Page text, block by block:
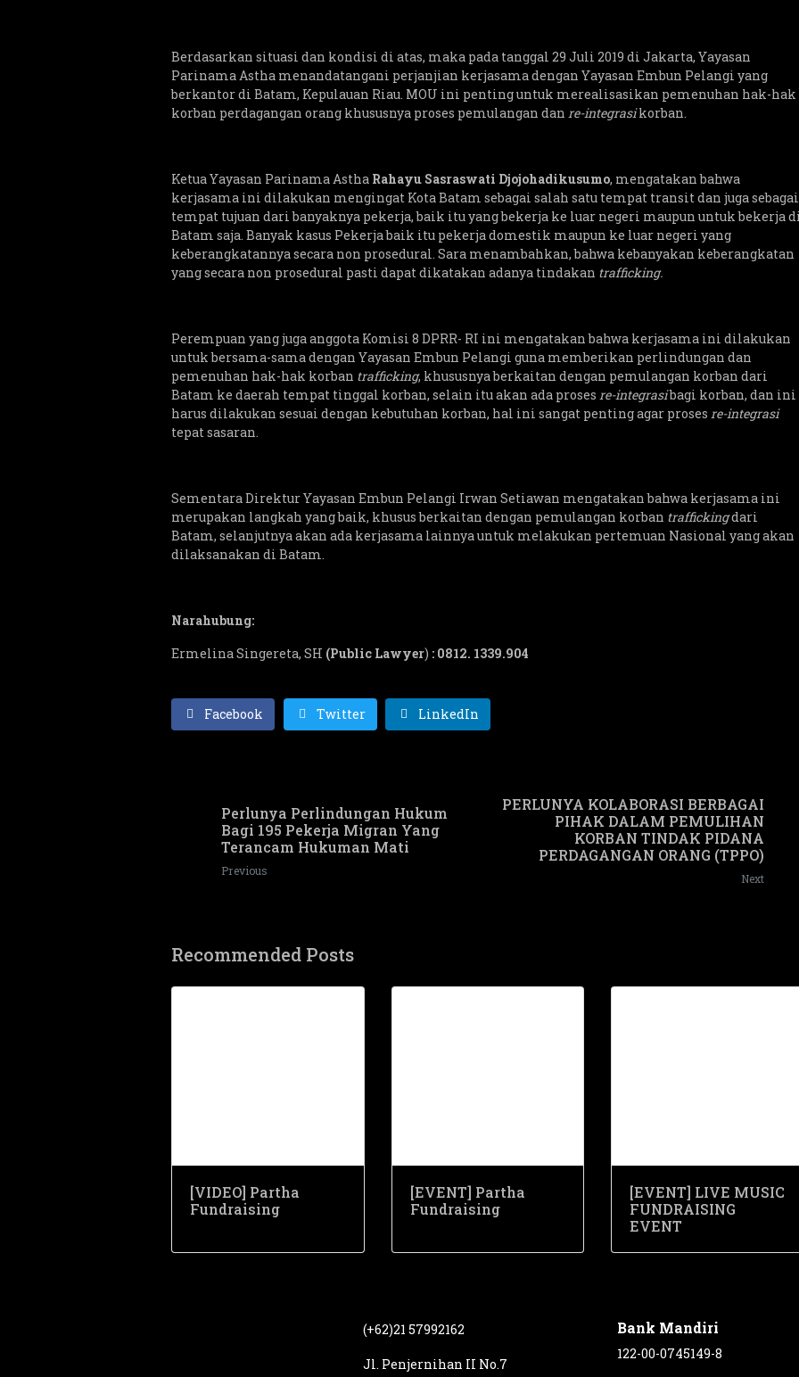
Berdasarkan situasi dan kondisi di atas, maka pada tanggal 29 Juli 2019 di Jakarta, Yayasan
Parinama Astha menandatangani perjanjian kerjasama dengan Yayasan Embun Pelangi yang
berkantor di Batam, Kepulauan Riau. MOU ini penting untuk merealisasikan pemenuhan hak-hak
korban perdagangan orang khususnya proses pemulangan dan re-integrasikorban.
Ketua Yayasan Parinama Astha Rahayu Sasraswati Djojohadikusumo, mengatakan bahwa
kerjasama ini dilakukan mengingat Kota Batam sebagai salah satu tempat transit dan juga sebagai
tempat tujuan dari banyaknya pekerja, baik itu yang bekerja ke luar negeri maupun untuk bekerja
Batam saja. Banyak kasus Pekerja baik itu pekerja domestik maupun ke luar negeri yang
keberangkatannya secara non prosedural. Sara menambahkan, bahwa kebanyakan keberangkatan
yang secara non prosedural pasti dapat dikatakan adanya tindakan trafficking.
Perempuan yang juga anggota Komisi 8 DPRR- RI ini mengatakan bahwa kerjasama ini dilakukan
untuk bersama-sama dengan Yayasan Embun Pelangi guna memberikan perlindungan dan
pemenuhan hak-hak korban trafficking, khususnya berkaitan dengan pemulangan korban dari
Batam ke daerah tempat tinggal korban, selain itu akan ada proses re-integrasibagi korban, dan ini
harus dilakukan sesuai dengan kebutuhan korban, hal ini sangat penting agar proses re-integrasi
tepat sasaran.
Sementara Direktur Yayasan Embun Pelangi Irwan Setiawan mengatakan bahwa kerjasama ini
merupakan langkah yang baik, khusus berkaitan dengan pemulangan korban traffickingdari
Batam, selanjutnya akan ada kerjasama lainnya untuk melakukan pertemuan Nasional yang akan
dilaksanakan di Batam.
Narahubung:
Ermelina Singereta, SH (Public Lawyer) : 0812. 1339.904
Facebook Twitter LinkedIn
Perlunya Perlindungan Hukum
Bagi 195 Pekerja Migran Yang
Terancam Hukuman Mati
Previous
PERLUNYA KOLABORASI BERBAGAI
PIHAK DALAM PEMULIHAN
KORBAN TINDAK PIDANA
PERDAGANGAN ORANG (TPPO)
Next
Recommended Posts
[VIDEO] Partha
Fundraising
[EVENT] Partha
Fundraising
[EVENT] LIVE MUSIC
FUNDRAISING
EVENT
(+62)21 57992162
Jl. Penjernihan II No.7
Bank Mandiri
122-00-0745149-8